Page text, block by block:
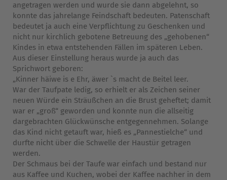
angetragen werden und wurde sie dann abgelehnt, so
konnte das jahrelange Feindschaft bedeuten. Patenschaft
bedeutet ja auch eine Verpflichtung zu Geschenken und
nicht nur kirchlich gebotene Betreuung des „gehobenen“
Kindes in etwa entstehenden Fällen im späteren Leben.
Aus dieser Einstellung heraus wurde ja auch das
Sprichwort geboren:
„Kinner häiwe is e Ehr, äwer `s macht de Beitel leer.
War der Taufpate ledig, so erhielt er als Zeichen seiner
neuen Würde ein Sträußchen an die Brust geheftet; damit
war er „groß“ geworden und konnte nun die allseitig
dargebrachten Glückwünsche entgegennehmen. Solange
das Kind nicht getauft war, hieß es „Pannestielche“ und
durfte nicht über die Schwelle der Haustür getragen
werden.
Der Schmaus bei der Taufe war einfach und bestand nur
aus Kaffee und Kuchen, wobei der Kaffee nachher in dem